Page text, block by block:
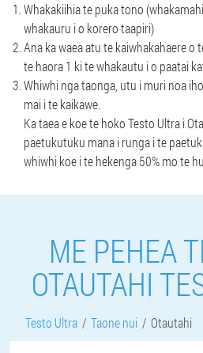
Whakakiihia te puka tono
whakauru i o korero taapiri)
Ana ka waea atu te kaiwhakahaere o
te haora 1 ki te whakautu i o paatai
Whiwhi nga taonga, utu i muri noa
mai i te kaikawe.
Ka taea e koe te hoko Testo Ultra i
paetukutuku mana i runga i te
whiwhi koe i te hekenga 50% mo te
ME PEHEA
OTAUTAHI
Testo Ultra Taone nui Otautahi